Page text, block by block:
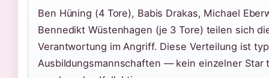
Ben Hüning (4 Tore), Babis Drakas, Michael
Bennedikt Wüstenhagen (je 3 Tore) teilen sich
Verantwortung im Angriff. Diese Verteilung ist
Ausbildungsmannschaften — kein einzelner Star